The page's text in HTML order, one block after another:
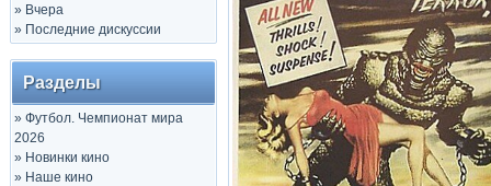
» Вчера
» Последние дискуссии
Разделы
» Футбол. Чемпионат мира
2026
» Новинки кино
» Наше кино